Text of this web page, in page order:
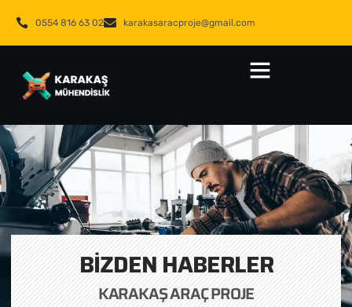
0554 816 63 02 karakasaracproje@gmail.com
BIZDEN HABERLER
KARAKAŞ ARAÇ PROJE